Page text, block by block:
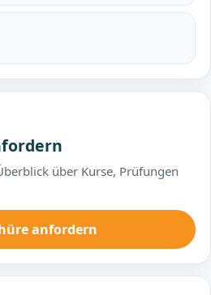
über Kurse, Prüfungen
anfordern